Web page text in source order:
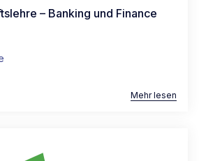
– Banking und Finance
Mehr lesen